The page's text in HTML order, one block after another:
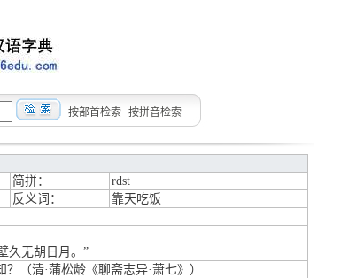
按部首检索 按拼音检索
简拼：
rdst
反义词：
靠天吃饭
久无胡日月。”
（清·蒲松龄《聊斋志异·萧七》）